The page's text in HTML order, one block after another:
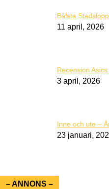
Bålsta
11 april, 2026
Recension
3 april, 2026
Inne och ute –
23 januari,
– ANNONS –